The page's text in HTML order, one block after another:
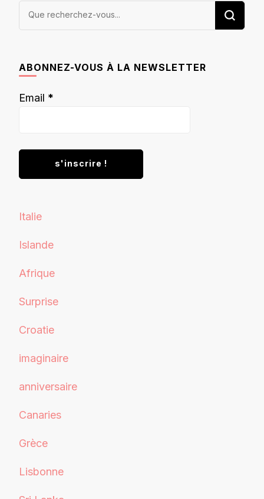
Vous
ABONNEZ-VOUS À LA NEWSLETTER
Email *
Italie
Islande
Afrique
Surprise
Croatie
imaginaire
anniversaire
Canaries
Grèce
Lisbonne